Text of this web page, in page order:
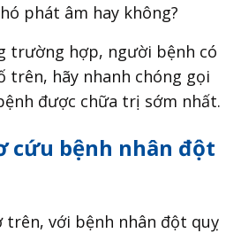
phát âm hay không?
trường hợp, người bệnh có
trên, hãy nhanh chóng gọi
được chữa trị sớm nhất.
cứu bệnh nhân đột
trên, với bệnh nhân đột quỵ